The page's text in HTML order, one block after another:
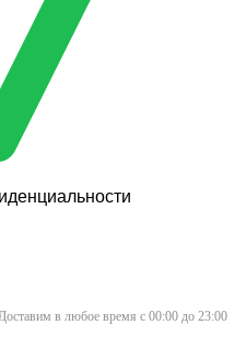
в любое время с 00:00 до 23:00